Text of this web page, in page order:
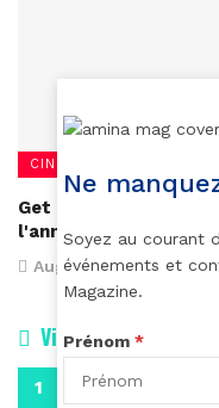
CINÉMA
Get Out, le grand
l'année 2017
August 10, 2017
Vidéos
Ne
Soyez au courant
événements et
Magazine.
Prénom *